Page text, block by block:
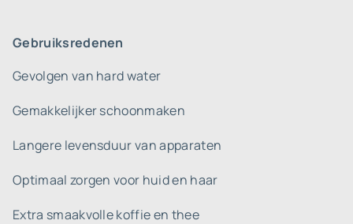
Gebruiksredenen
Gevolgen van hard water
Gemakkelijker schoonmaken
Langere levensduur van apparaten
Optimaal zorgen voor huid en haar
Extra smaakvolle koffie en thee